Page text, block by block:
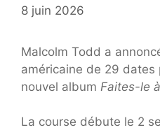
8 juin 2026
Malcolm Todd a
américaine de 29 dates
nouvel album Faites-le
La course débute le 2